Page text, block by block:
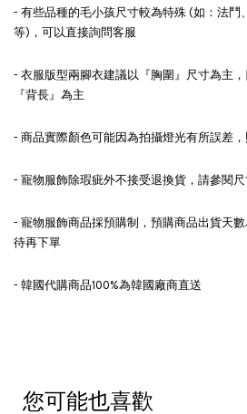
- 有些品種的毛小孩尺寸較為特殊 (如：法
等)，可以直接詢問客服
- 衣服版型兩腳衣建議以『胸圍』尺寸為主
『背長』為主
- 商品實際顏色可能因為拍攝燈光有所誤差
- 寵物服飾除瑕疵外不接受退換貨，請參閱
- 寵物服飾商品採預購制，預購商品出貨天
待再下單
- 韓國代購商品100%為韓國廠商直送
您可能也喜歡